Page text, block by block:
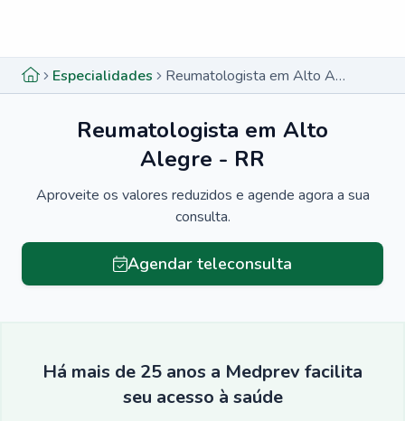
Especialidades Reumatologista em Alto Alegre - RR
Reumatologista em Alto
Alegre - RR
Aproveite os valores reduzidos e agende agora a sua
consulta.
Agendar teleconsulta
Há mais de 25 anos a Medprev facilita
seu acesso à saúde